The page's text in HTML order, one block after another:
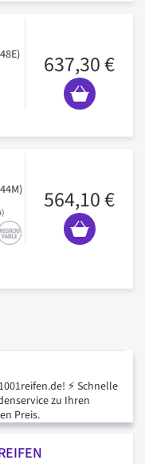
637,30 €
564,10 €
⚡ Schnelle
zu Ihren
Preis.